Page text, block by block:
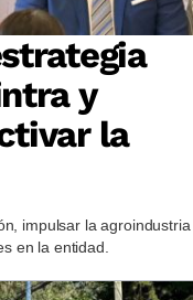
y
la
impulsar la agroindustria
en la entidad.